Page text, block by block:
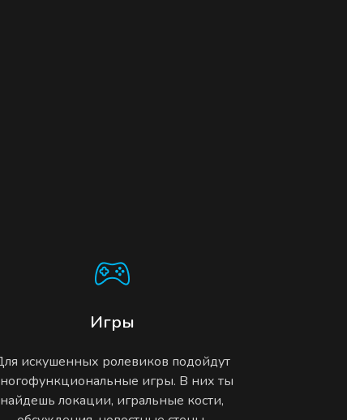
Игры
искушенных ролевиков подойдут
игры. В них ты
найдешь локации, игральные кости,